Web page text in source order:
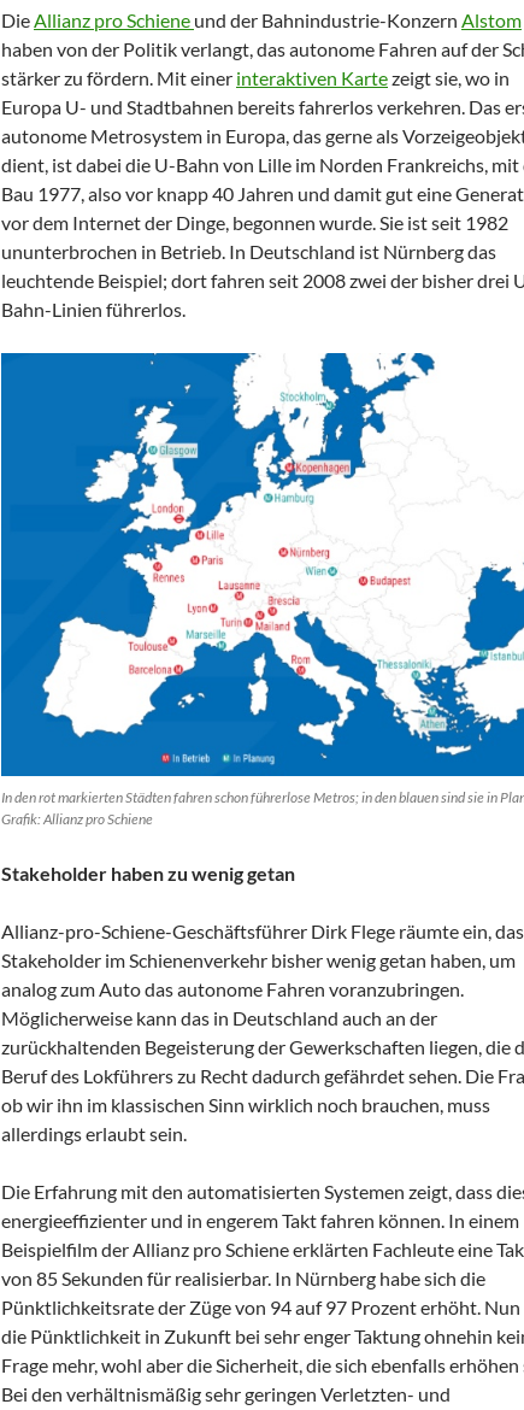
DieAllianz pro Schiene und der Bahnindustrie-Konzern Alstom
haben von der Politik verlangt, das autonome Fahren auf der
stärker zu fördern. Mit einer interaktiven Kartezeigt sie, wo in
Europa U- und Stadtbahnen bereits fahrerlos verkehren. Das
autonome Metrosystem in Europa, das gerne als
dient, ist dabei die U-Bahn von Lille im Norden Frankreichs, mit
Bau 1977, also vor knapp 40 Jahren und damit gut eine
vor dem Internet der Dinge, begonnen wurde. Sie ist seit 1982
ununterbrochen in Betrieb. In Deutschland ist Nürnberg das
leuchtende Beispiel; dort fahren seit 2008 zwei der bisher drei
Bahn-Linien führerlos.
In den rot markierten Städten fahren schon führerlose Metros; in den blauen sind sie in
Grafik: Allianz pro Schiene
Stakeholder haben zu wenig getan
Allianz-pro-Schiene-Geschäftsführer Dirk Flege räumte ein,
Stakeholder im Schienenverkehr bisher wenig getan haben, um
analog zum Auto das autonome Fahren voranzubringen.
Möglicherweise kann das in Deutschland auch an der
zurückhaltenden Begeisterung der Gewerkschaften liegen, die
Beruf des Lokführers zu Recht dadurch gefährdet sehen. Die
ob wir ihn im klassischen Sinn wirklich noch brauchen, muss
allerdings erlaubt sein.
Die Erfahrung mit den automatisierten Systemen zeigt, dass
energieeffizienter und in engerem Takt fahren können. In einem
Beispielfilm der Allianz pro Schiene erklärten Fachleute eine
von 85 Sekunden für realisierbar. In Nürnberg habe sich die
Pünktlichkeitsrate der Züge von 94 auf 97 Prozent erhöht.
die Pünktlichkeit in Zukunft bei sehr enger Taktung ohnehin
Frage mehr, wohl aber die Sicherheit, die sich ebenfalls erhöhen
Bei den verhältnismäßig sehr geringen Verletzten- und